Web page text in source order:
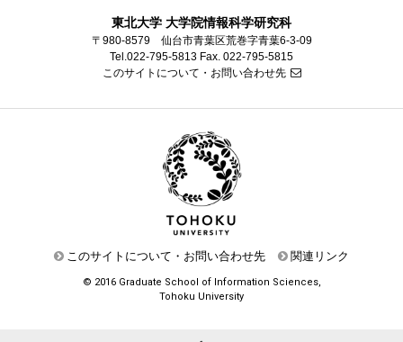
東北大学 大学院情報科学研究科
〒980-8579 仙台市青葉区荒巻字青葉6-3-09
Tel.022-795-5813 Fax. 022-795-5815
このサイトについて・お問い合わせ先
このサイトについて・お問い合わせ先 関連リンク
© 2016 Graduate School of Information Sciences,
Tohoku University